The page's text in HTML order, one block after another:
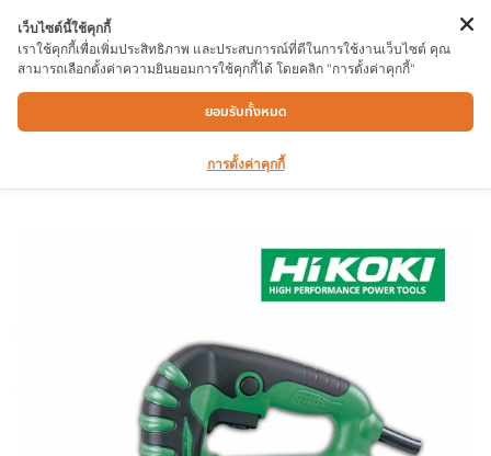
เลื่อยฉลุไฟฟ้า HIKOKI FCJ65V3
เว็บไซต์นี้ใช้คุกกี้
เราใช้คุกกี้เพื่อเพิ่มประสิทธิภาพ และประสบการณ์ที่ดีในการใช้งานเว็บไซต์ คุณ
สามารถเลือกตั้งค่าความยินยอมการใช้คุกกี้ได้ โดยคลิก "การตั้งค่าคุกกี้"
ยอมรับทั้งหมด
การตั้งค่าคุกกี้